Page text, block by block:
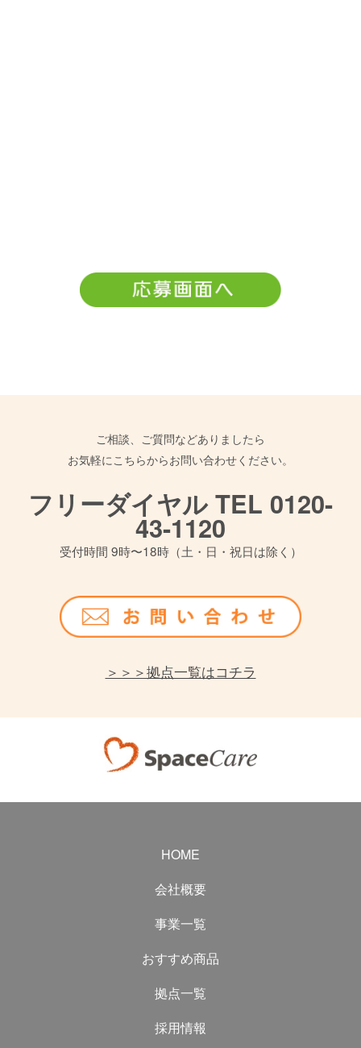
ご相談、ご質問などありましたら
お気軽にこちらからお問い合わせください。
フリーダイヤル TEL 0120-
43-1120
受付時間 9時〜18時（土・日・祝日は除く）
＞＞＞拠点一覧はコチラ
HOME
会社概要
事業一覧
おすすめ商品
拠点一覧
採用情報